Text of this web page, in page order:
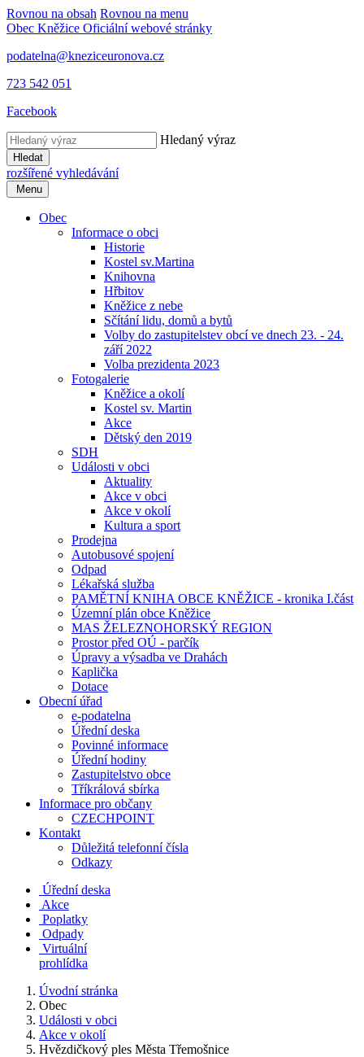
Rovnou na obsah Rovnou na menu
Obec Kněžice Oficiální webové stránky
podatelna@kneziceuronova.cz
723 542 051
Facebook
Hledaný výraz
Hledat
rozšířené vyhledávání
Menu
Obec
Informace o obci
Historie
Kostel sv.Martina
Knihovna
Hřbitov
Kněžice z nebe
Sčítání lidu, domů a bytů
Volby do zastupitelstev obcí ve dnech 23. - 24.
září 2022
Volba prezidenta 2023
Fotogalerie
Kněžice a okolí
Kostel sv. Martin
Akce
Dětský den 2019
SDH
Události v obci
Aktuality
Akce v obci
Akce v okolí
Kultura a sport
Prodejna
Autobusové spojení
Odpad
Lékařská služba
PAMĚTNÍ KNIHA OBCE KNĚŽICE - kronika I.část
Územní plán obce Kněžice
MAS ŽELEZNOHORSKÝ REGION
Prostor před OÚ - parčík
Úpravy a výsadba ve Drahách
Kaplička
Dotace
Obecní úřad
e-podatelna
Úřední deska
Povinné informace
Úřední hodiny
Zastupitelstvo obce
Tříkrálová sbírka
Informace pro občany
CZECHPOINT
Kontakt
Důležitá telefonní čísla
Odkazy
Úřední deska
Akce
Poplatky
Odpady
Virtuální
prohlídka
Úvodní stránka
Obec
Události v obci
Akce v okolí
Hvězdičkový ples Města Třemošnice